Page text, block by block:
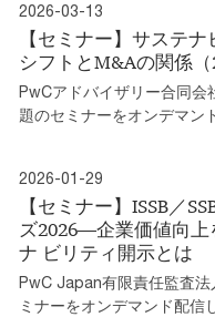
2026-03-13
【セミナー】サステ
シフトとM&Aの関係（
PwCアドバイザリー合同会
題のセミナーをオンデマン
2026-01-29
【セミナー】ISSB／
ズ2026―企業価値向上
ナ ビリティ開示とは
PwC Japan有限責任監査
ミナーをオンデマンド配信